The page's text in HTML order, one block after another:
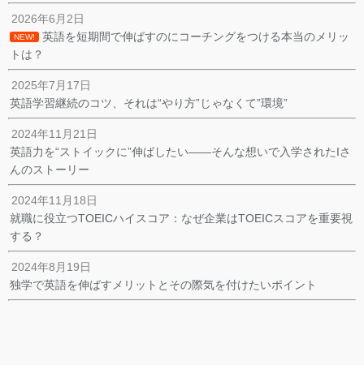
2026年6月2日
NEW!
英語を短期間で伸ばすのにコーチングをつける本当のメリッ
トは？
2025年7月17日
英語学習継続のコツ、それは“やり方”じゃなくて”環境”
2024年11月21日
英語力を“ストイックに”伸ばしたい——そんな想いで入学されたIさ
んのストーリー
2024年11月18日
就職に役立つTOEICハイスコア：なぜ企業はTOEICスコアを重要視
する？
2024年8月19日
独学で英語を伸ばすメリットとその際気を付けたいポイント